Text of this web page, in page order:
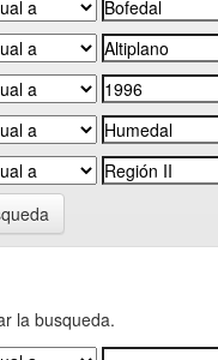
la busqueda.